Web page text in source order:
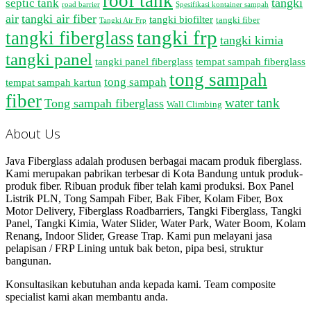
septic tank road barrier Spesifikasi kontainer sampah
air tangki air fiber Tangki Air Frp tangki biofilter tangki fiber
tangki fiberglasstangki frp tangki kimia
tangki panel tangki panel fiberglass tempat sampah fiberglass
tempat sampah kartun tong sampah tong sampah
fiber Tong sampah fiberglass Wall Climbing water tank
About Us
Java Fiberglass adalah produsen berbagai macam produk fiberglass.
Kami merupakan pabrikan terbesar di Kota Bandung untuk produk-
produk fiber. Ribuan produk fiber telah kami produksi. Box Panel
Listrik PLN, Tong Sampah Fiber, Bak Fiber, Kolam Fiber, Box
Motor Delivery, Fiberglass Roadbarriers, Tangki Fiberglass, Tangki
Panel, Tangki Kimia, Water Slider, Water Park, Water Boom, Kolam
Renang, Indoor Slider, Grease Trap. Kami pun melayani jasa
pelapisan / FRP Lining untuk bak beton, pipa besi, struktur
bangunan.
Konsultasikan kebutuhan anda kepada kami. Team composite
specialist kami akan membantu anda.